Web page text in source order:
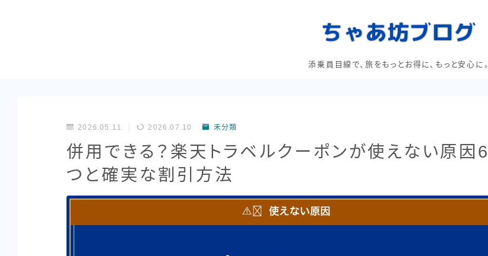
添乗員目線で、旅をもっとお得に、もっと安心に。
2026.05.11 2026.07.10 未分類
併用できる？楽天トラベルクーポンが使えない原因6
つと確実な割引方法